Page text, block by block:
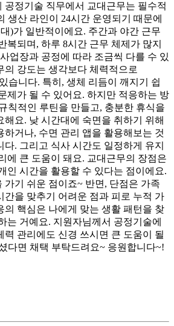
공정기술 직무에서 교대근무는 필수적
생산 라인이 24시간 운영되기 때문에
)가 일반적이에요. 주간과 야간 근무
복되며, 하루 8시간 근무 체제가 많지
업장과 공정에 따라 조금씩 다를 수 있
의 강도는 생각보다 체력적으로
습니다. 특히, 생체 리듬이 깨지기 쉽
제가 될 수 있어요. 하지만 적응하는 방
칙적인 루틴을 만들고, 충분한 휴식을
해요. 낮 시간대에 숙면을 취하기 위해
하거나, 수면 관리 앱을 활용해보는 것
다. 그리고 식사 시간도 일정하게 유지
에 큰 도움이 돼요. 교대근무의 장점은
인 시간을 활용할 수 있다는 점이에요.
가기 쉬운 점이죠~ 반면, 단점은 가족
간을 맞추기 어려운 점과 피로 누적 가
의 핵심은 나에게 맞는 생활 패턴을 찾
는 거예요. 지원자님께서 공정기술에
력 관리에도 신경 쓰시면 큰 도움이 될
다면 채택 부탁드려요~ 응원합니다~!